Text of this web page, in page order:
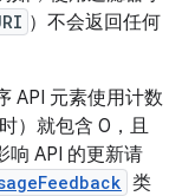
）不会返回任何
API 元素使用计数
）就包含 0，且
响 API 的更新请
类